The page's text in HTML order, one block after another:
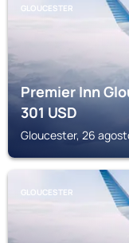
GLOUCESTER
Premier Inn
301USD
Gloucester, 26
GLOUCESTER